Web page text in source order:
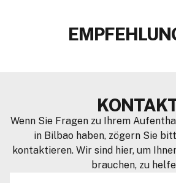
Wenn Sie Fragen zu Ihrem
in Bilbao haben, zögern Sie
kontaktieren. Wir sind hier, um
brauchen, zu